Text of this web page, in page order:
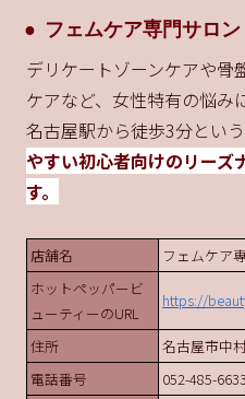
フェムケア専門サロ
デリケートゾーンケアや骨
ケアなど、女性特有の悩み
名古屋駅から徒歩3分という
やすい初心者向けのリーズ
す。
店舗名
フェムケア
ホットペッパービ
ューティーのURL
https://
住所
名古屋市中
電話番号
052-485-6633